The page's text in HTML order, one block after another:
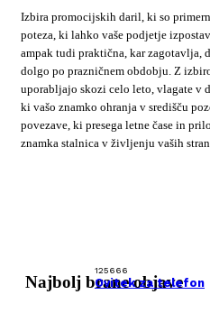
125666
Ovitek za telefon
Izbira promocijskih daril, ki so
poteza, ki lahko vaše podjetje
ampak tudi praktična, kar
dolgo po prazničnem obdobju. Z
uporabljajo skozi celo leto, vlagate v
ki vašo znamko ohranja v središču
povezave, ki presega letne čase in
znamka stalnica v življenju vaših
Najbolj brane objave